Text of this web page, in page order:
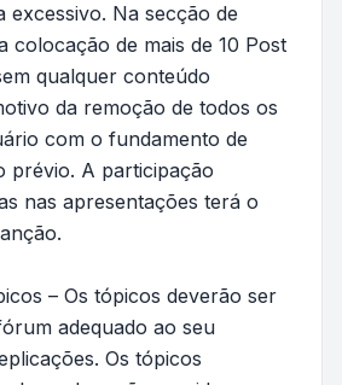
excessivo. Na secção de
colocação de mais de 10 Post
qualquer conteúdo
da remoção de todos os
com o fundamento de
prévio. A participação
nas apresentações terá o
– Os tópicos deverão ser
adequado ao seu
Os tópicos